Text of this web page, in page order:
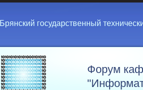
Брянский государственный
Форум